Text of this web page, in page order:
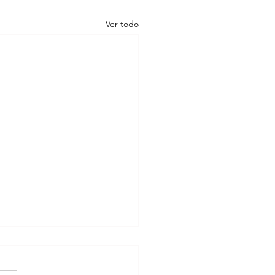
Ver todo